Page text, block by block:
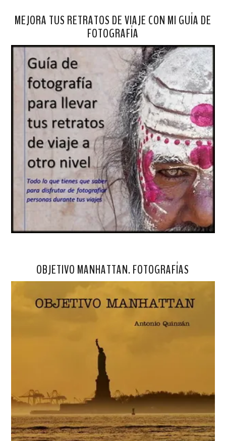
MEJORA TUS RETRATOS DE VIAJE CON MI GUÍA DE
FOTOGRAFÍA
OBJETIVO MANHATTAN. FOTOGRAFÍAS